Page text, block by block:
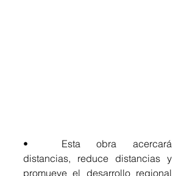
•	Esta obra acercará
distancias, reduce distancias y
promueve el desarrollo regional